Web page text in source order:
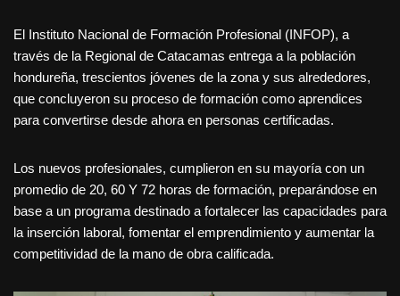
El Instituto Nacional de Formación Profesional (INFOP), a
través de la Regional de Catacamas entrega a la población
hondureña, trescientos jóvenes de la zona y sus alrededores,
que concluyeron su proceso de formación como aprendices
para convertirse desde ahora en personas certificadas.
Los nuevos profesionales, cumplieron en su mayoría con un
promedio de 20, 60 Y 72 horas de formación, preparándose en
base a un programa destinado a fortalecer las capacidades para
la inserción laboral, fomentar el emprendimiento y aumentar la
competitividad de la mano de obra calificada.